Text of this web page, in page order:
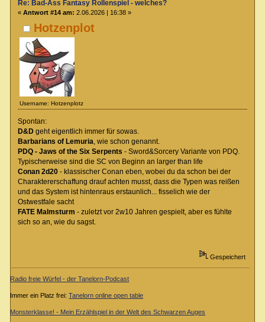
Hotzenplot
Username: Hotzenplotz
Re: Bad-Ass Fantasy Rollenspiel - welches?
« Antwort #14 am: 2.06.2026 | 16:38 »
Spontan:
D&Dgeht eigentlich immer für sowas.
Barbarians of Lemuria, wie schon genannt.
PDQ - Jaws of the Six Serpents - Sword&Sorcery Variante von PDQ.
Typischerweise sind die SC von Beginn an larger than life
Conan 2d20- klassischer Conan eben, wobei du da schon bei der
Charaktererschaffung drauf achten musst, dass die Typen was reißen
und das System ist hintenraus erstaunlich... fisselich wie der
Ostwestfale sacht
FATE Malmsturm - zuletzt vor 2w10 Jahren gespielt, aber es fühlte
sich so an, wie du sagst.
Gespeichert
Radio freie Würfel - der Tanelorn-Podcast
Immer ein Platz frei:Tanelorn online open table
Monsterklasse! - Mein Erzählspiel in der Welt des Schwarzen Auges